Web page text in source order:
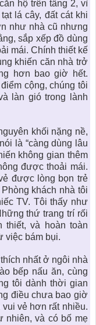
căn hộtrên tầng 2, vì
lá cây, đất cát khi
như nhà cũ nhưng
sắp xếp đồ dùng
mái. Chính thiết kế
khiến căn nhà trở
hơn bao giờ hết.
cộng, chúng tôi
làn gió trong lành
khối nặng nề,
là “càng dùng lâu
không gian thêm
được thoải mái.
được lòng bọn trẻ
khách nhà tôi
TV. Tôi thấy như
thứ trang trí rối
thiết, và hoàn toàn
việc bám bụi.
nhất ở ngôi nhà
bếp nấu ăn, cùng
tôi dành thời gian
điều chưa bao giờ
vẻ hơn rất nhiều.
nhiên, và có bố mẹ